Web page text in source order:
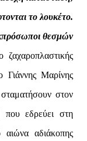
το λουκέτο.
θεσμών
ζαχαροπλαστικής
Μαρίνης
στον
που εδρεύει στη
αιώνα αδιάκοπης